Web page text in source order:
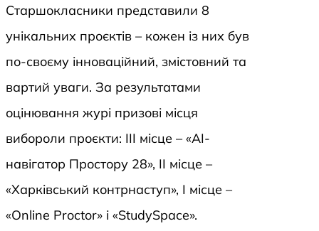
Старшокласники представили 8
унікальних проєктів – кожен із них був
по-своєму інноваційний, змістовний та
вартий уваги. За результатами
оцінювання журі призові місця
вибороли проєкти: ІІІ місце – «AI-
навігатор Простору 28», ІІ місце –
«Харківський контрнаступ», І місце –
«Online Proctor» і «StudySpace».